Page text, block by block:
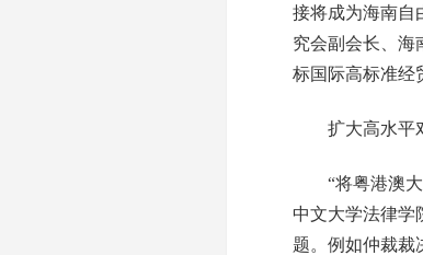
接将成为海南自
究会副会长、海
标国际高标准经
扩大高水平对
“将粤港澳大
中文大学法律学
题。例如仲裁裁